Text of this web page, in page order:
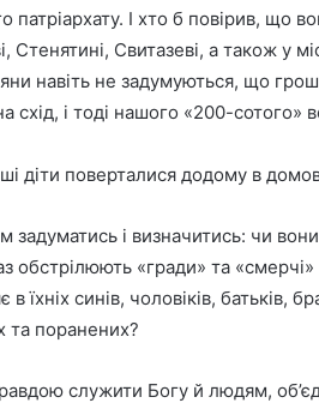
І хто б повірив, що
Свитазеві, а також у
навіть не задумуються, що
схід, і тоді нашого «200-сотого»
діти поверталися додому в
і визначитись: чи
обстрілюють «гради» та «смерчі»
їхніх синів, чоловіків, батьків,
та поранених?
служити Богу й людям,